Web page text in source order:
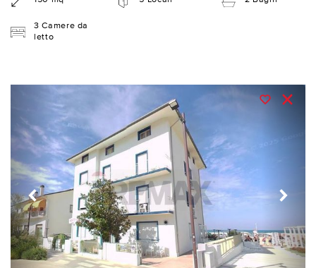
3 Camere da
letto